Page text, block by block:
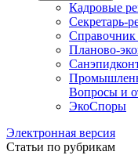
Кадровые
Секретарь-
Справочник
Планово-
Вопросы и
ЭкоСпоры
Электронная версия
Статьи по рубрикам